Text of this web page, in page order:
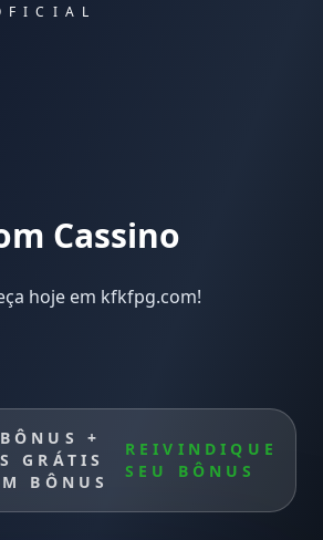
Cassino
hoje em kfkfpg.com!
+
GRÁTIS
BÔNUS
REIVINDIQUE
SEU BÔNUS